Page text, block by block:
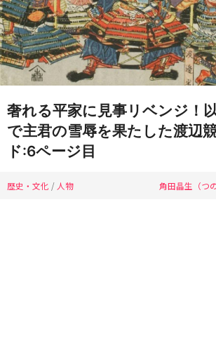
奢れる平家に見事リベンジ！
で主君の雪辱を果たした渡辺
ド:6ページ目
歴史・文化 / 人物 角田晶生（つ